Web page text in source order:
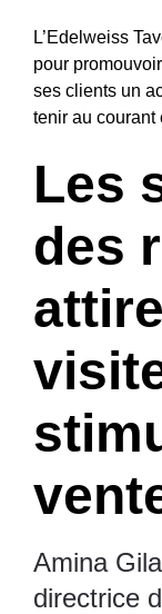
L’Edelweiss
pour
ses clients un
tenir au courant
Les
des
Amina
directrice